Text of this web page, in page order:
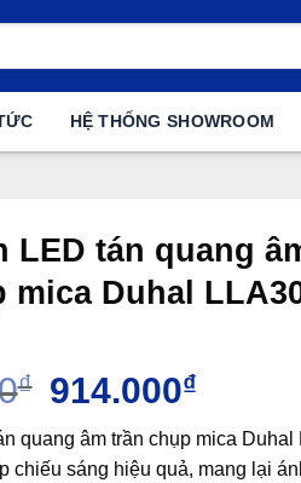
HỆ THỐNG SHOWROOM
LED tán quang
mica Duhal
₫
Giá
gốc
là:
1.326.000₫.
914.000₫Giá
tại
là:
quang âm trần chụp mica Duhal
chiếu sáng hiệu quả, mang lại